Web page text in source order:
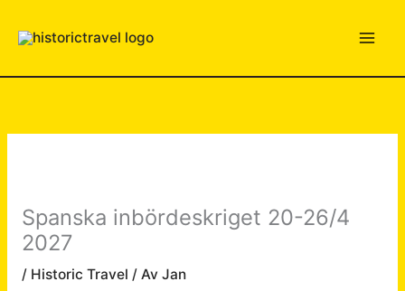
Spanska inbördeskriget 20-26/4
2027
/ Historic Travel / Av Jan